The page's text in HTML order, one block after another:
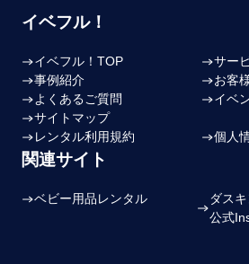
イベフル！
イベフル！TOP
サー
事例紹介
お客
よくあるご質問
イベ
サイトマップ
レンタル利用規約
個人
関連サイト
ベビー用品レンタル
ダス
公式